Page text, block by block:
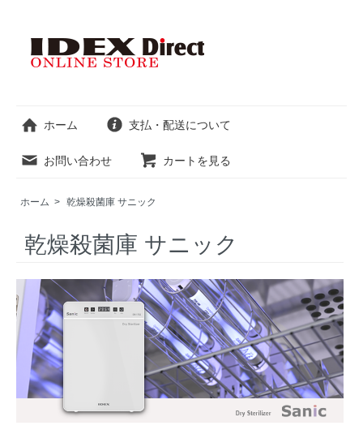
ホーム 支払・配送について
お問い合わせ カートを見る
ホーム > 乾燥殺菌庫 サニック
乾燥殺菌庫 サニック